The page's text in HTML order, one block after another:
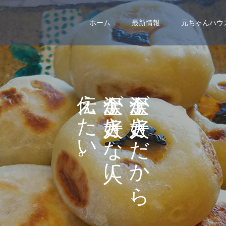
ホーム 最新情報 元ちゃんハウ
が
き
だ
か
ら
、
が
き
な
に
え
た
い
。